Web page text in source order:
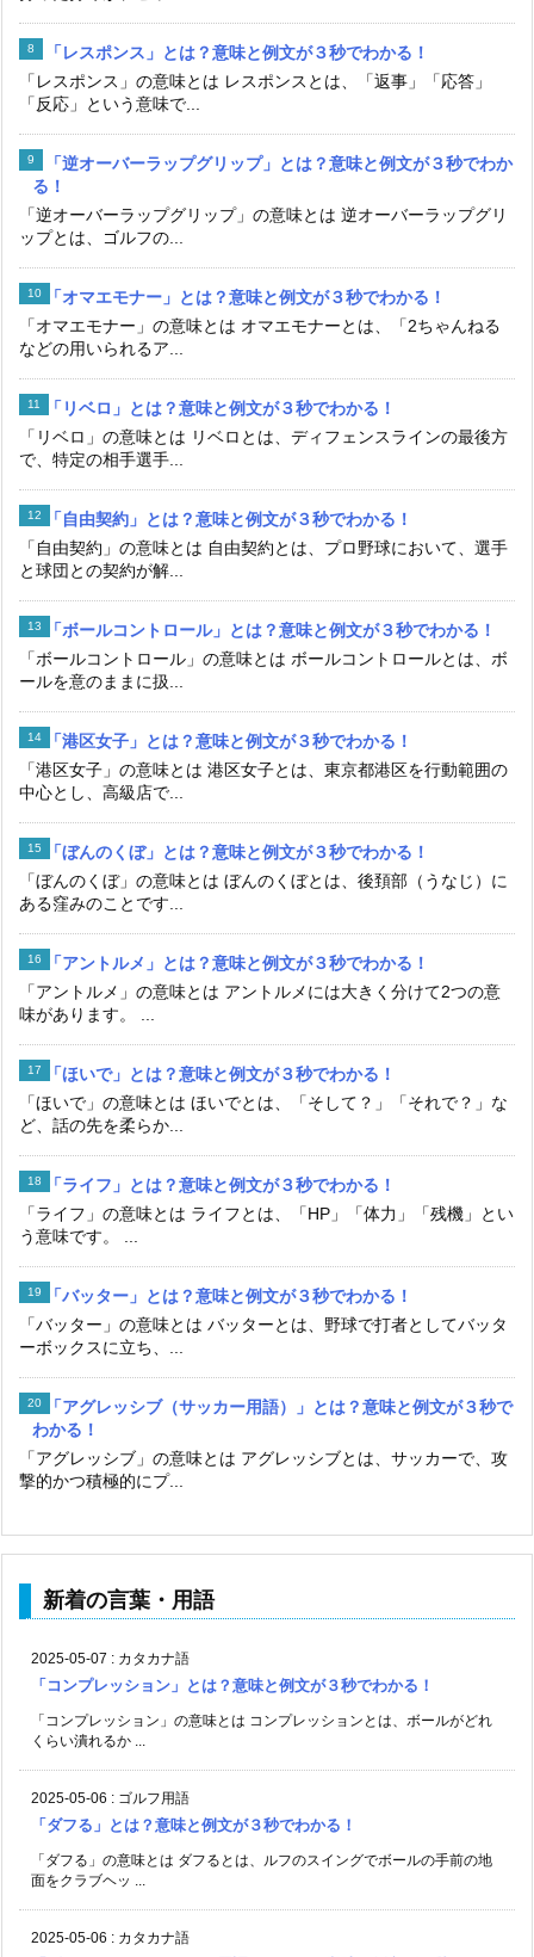
「レスポンス」とは？意味と例文が３秒でわかる！
「レスポンス」の意味とは レスポンスとは、「返事」「応答」
「反応」という意味で...
「逆オーバーラップグリップ」とは？意味と例文が３秒でわか
る！
「逆オーバーラップグリップ」の意味とは 逆オーバーラップグリ
ップとは、ゴルフの...
「オマエモナー」とは？意味と例文が３秒でわかる！
「オマエモナー」の意味とは オマエモナーとは、「2ちゃんねる
などの用いられるア...
「リベロ」とは？意味と例文が３秒でわかる！
「リベロ」の意味とは リベロとは、ディフェンスラインの最後方
で、特定の相手選手...
「自由契約」とは？意味と例文が３秒でわかる！
「自由契約」の意味とは 自由契約とは、プロ野球において、選手
と球団との契約が解...
「ボールコントロール」とは？意味と例文が３秒でわかる！
「ボールコントロール」の意味とは ボールコントロールとは、ボ
ールを意のままに扱...
「港区女子」とは？意味と例文が３秒でわかる！
「港区女子」の意味とは 港区女子とは、東京都港区を行動範囲の
中心とし、高級店で...
「ぼんのくぼ」とは？意味と例文が３秒でわかる！
「ぼんのくぼ」の意味とは ぼんのくぼとは、後頚部（うなじ）に
ある窪みのことです...
「アントルメ」とは？意味と例文が３秒でわかる！
「アントルメ」の意味とは アントルメには大きく分けて2つの意
味があります。 ...
「ほいで」とは？意味と例文が３秒でわかる！
「ほいで」の意味とは ほいでとは、「そして？」「それで？」な
ど、話の先を柔らか...
「ライフ」とは？意味と例文が３秒でわかる！
「ライフ」の意味とは ライフとは、「HP」「体力」「残機」とい
う意味です。 ...
「バッター」とは？意味と例文が３秒でわかる！
「バッター」の意味とは バッターとは、野球で打者としてバッタ
ーボックスに立ち、...
「アグレッシブ（サッカー用語）」とは？意味と例文が３秒で
わかる！
「アグレッシブ」の意味とは アグレッシブとは、サッカーで、攻
撃的かつ積極的にプ...
新着の言葉・用語
2025-05-07 : カタカナ語
「コンプレッション」とは？意味と例文が３秒でわかる！
「コンプレッション」の意味とは コンプレッションとは、ボールがどれ
くらい潰れるか ...
2025-05-06 : ゴルフ用語
「ダフる」とは？意味と例文が３秒でわかる！
「ダフる」の意味とは ダフるとは、ルフのスイングでボールの手前の地
面をクラブヘッ ...
2025-05-06 : カタカナ語